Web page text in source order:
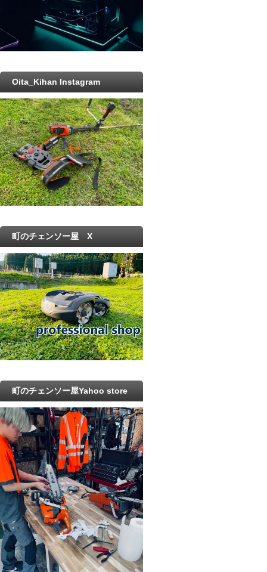
Oita_Kihan Instagram
町のチェンソー屋 X
町のチェンソー屋Yahoo store